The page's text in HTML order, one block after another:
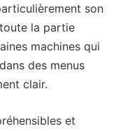
son
la partie
machines qui
des menus
clair.
et